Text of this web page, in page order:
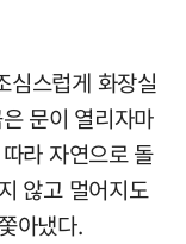
심스럽게 화장실
문이 열리자마
라 자연으로 돌
않고 멀어지도
아냈다.